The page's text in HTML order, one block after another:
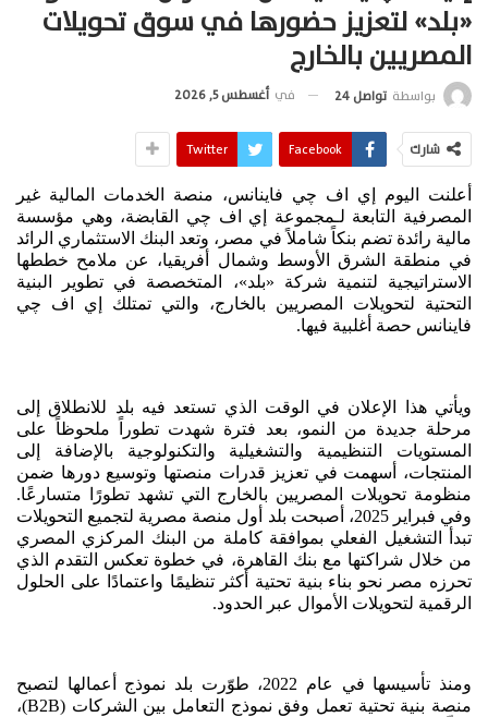
«بلد» لتعزيز حضورها في سوق تحويلات
المصريين بالخارج
بواسطة تواصل 24 في أغسطس 5, 2026
شارك Facebook
Twitter
أعلنت اليوم إي اف چي فاينانس، منصة الخدمات المالية غير
المصرفية التابعة لـمجموعة إي اف چي القابضة، وهي مؤسسة
مالية رائدة تضم بنكاً شاملاً في مصر، وتعد البنك الاستثماري الرائد
في منطقة الشرق الأوسط وشمال أفريقيا، عن ملامح خططها
الاستراتيجية لتنمية شركة «بلد»، المتخصصة في تطوير البنية
التحتية لتحويلات المصريين بالخارج، والتي تمتلك إي اف چي
فاينانس حصة أغلبية فيها.
ويأتي هذا الإعلان في الوقت الذي تستعد فيه بلد للانطلاق إلى
مرحلة جديدة من النمو، بعد فترة شهدت تطوراً ملحوظاً على
المستويات التنظيمية والتشغيلية والتكنولوجية بالإضافة إلى
المنتجات، أسهمت في تعزيز قدرات منصتها وتوسيع دورها ضمن
منظومة تحويلات المصريين بالخارج التي تشهد تطورًا متسارعًا.
وفي فبراير 2025، أصبحت بلد أول منصة مصرية لتجميع التحويلات
تبدأ التشغيل الفعلي بموافقة كاملة من البنك المركزي المصري
من خلال شراكتها مع بنك القاهرة، في خطوة تعكس التقدم الذي
تحرزه مصر نحو بناء بنية تحتية أكثر تنظيمًا واعتمادًا على الحلول
الرقمية لتحويلات الأموال عبر الحدود.
ومنذ تأسيسها في عام 2022، طوّرت بلد نموذج أعمالها لتصبح
منصة بنية تحتية تعمل وفق نموذج التعامل بين الشركات (B2B)،